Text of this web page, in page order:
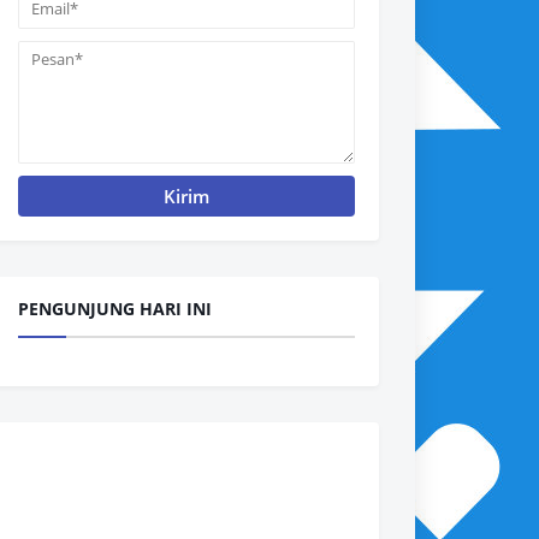
PENGUNJUNG HARI INI